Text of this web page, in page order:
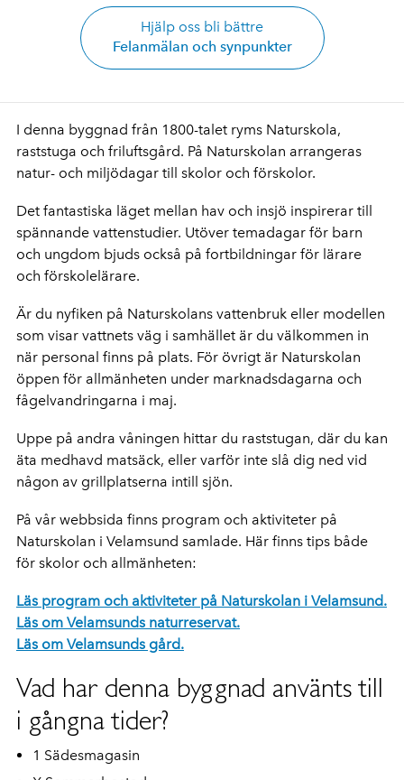
Hjälp oss bli bättre
Felanmälan och synpunkter
I denna byggnad från 1800-talet ryms Naturskola,
raststuga och friluftsgård. På Naturskolan arrangeras
natur- och miljödagar till skolor och förskolor.
Det fantastiska läget mellan hav och insjö inspirerar till
spännande vattenstudier. Utöver temadagar för barn
och ungdom bjuds också på fortbildningar för lärare
och förskolelärare.
Är du nyfiken på Naturskolans vattenbruk eller modellen
som visar vattnets väg i samhället är du välkommen in
när personal finns på plats. För övrigt är Naturskolan
öppen för allmänheten under marknadsdagarna och
fågelvandringarna i maj.
Uppe på andra våningen hittar du raststugan, där du kan
äta medhavd matsäck, eller varför inte slå dig ned vid
någon av grillplatserna intill sjön.
På vår webbsida finns pro­gram och aktiviteter på
Naturskolan i Velamsund samlade. Här finns tips både
för skolor och allmänheten:
Läs program och aktiviteter på Naturskolan i Velamsund.
Läs om Velamsunds naturreservat.
Läs om Velamsunds gård.
Vad har denna byggnad använts till
i gångna tider?
1 Sädesmagasin